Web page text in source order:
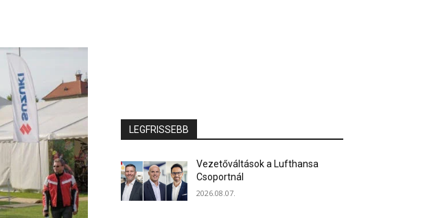
LEGFRISSEBB
Vezetőváltások a Lufthansa
Csoportnál
2026.08.07.